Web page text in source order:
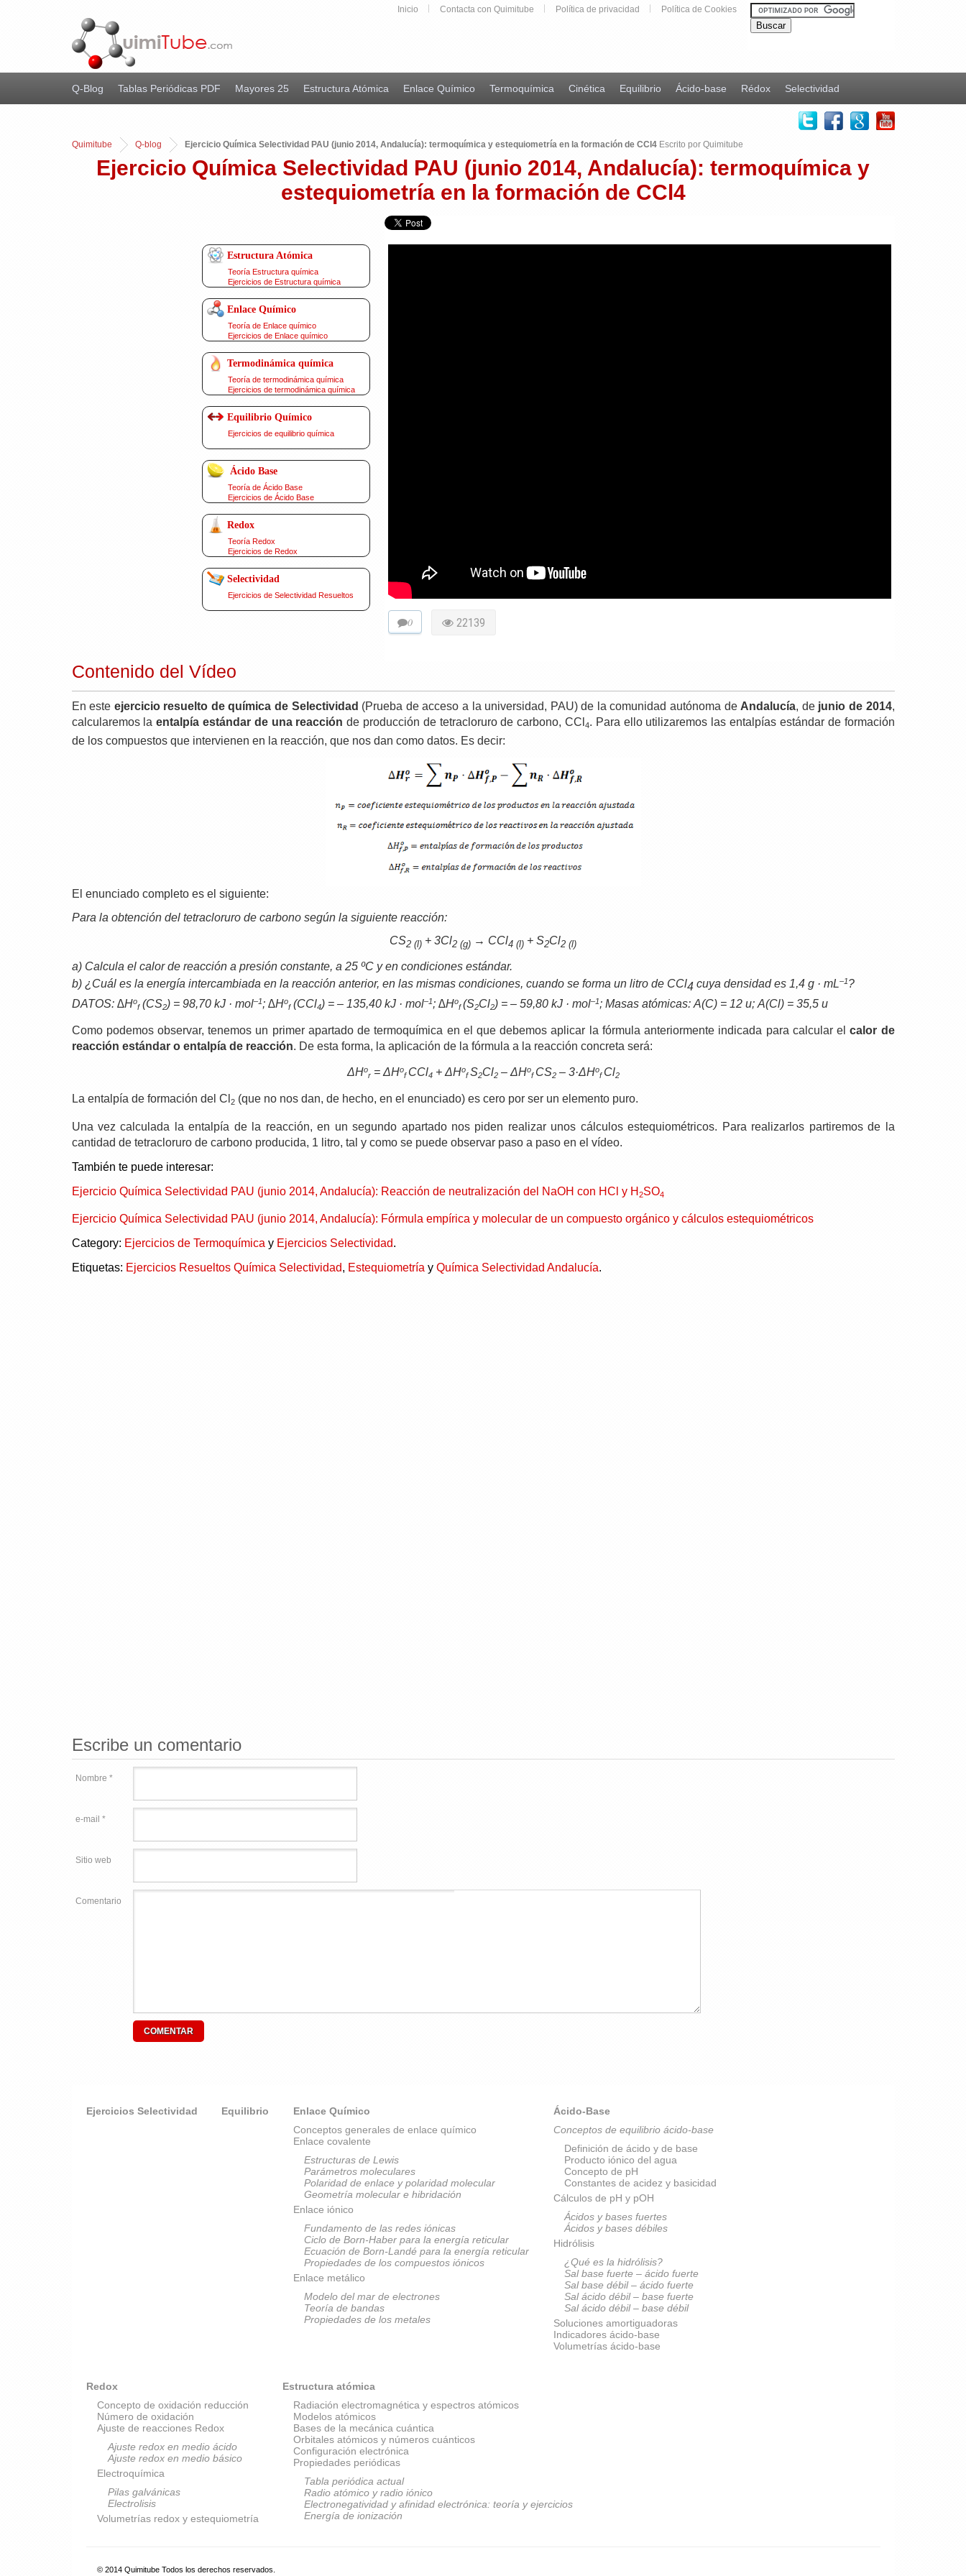
Inicio Contacta con Quimitube Política de privacidad Política de Cookies
Q-Blog Tablas Periódicas PDF Mayores 25 Estructura Atómica Enlace Químico Termoquímica Cinética Equilibrio Ácido-base Rédox Selectividad
Quimitube Q-blog Ejercicio Química Selectividad PAU (junio 2014, Andalucía): termoquímica y estequiometría en la formación de CCl4Escrito por Quimitube
Ejercicio Química Selectividad PAU (junio 2014, Andalucía): termoquímica y
estequiometría en la formación de CCl4
Estructura Atómica
Teoría Estructura química
Ejercicios de Estructura química
Enlace Químico
Teoría de Enlace químico
Ejercicios de Enlace químico
Termodinámica química
Teoría de termodinámica química
Ejercicios de termodinámica química
Equilibrio Químico
Ejercicios de equilibrio química
Ácido Base
Teoría de Ácido Base
Ejercicios de Ácido Base
Redox
Teoría Redox
Ejercicios de Redox
Selectividad
Ejercicios de Selectividad Resueltos
0 22139
Contenido del Vídeo
En este ejercicio resuelto de química de Selectividad (Prueba de acceso a la universidad, PAU) de la comunidad autónoma de Andalucía, de junio de 2014,
calcularemos laentalpía estándar de una reacción de producción de tetracloruro de carbono, CCl 4. Para ello utilizaremos las entalpías estándar de formación
de los compuestos que intervienen en la reacción, que nos dan como datos. Es decir:
El enunciado completo es el siguiente:
Para la obtención del tetracloruro de carbono según la siguiente reacción:
CS2 (l) + 3Cl2 (g) → CCl4 (l) + S2Cl2 (l)
a) Calcula el calor de reacción a presión constante, a 25 ºC y en condiciones estándar.
b) ¿Cuál es la energía intercambiada en la reacción anterior, en las mismas condiciones, cuando se forma un litro de CCl4cuya densidad es 1,4 g · mL–1?
DATOS: ∆Ho
f(CS2) = 98,70 kJ · mol–1; ∆Ho
f(CCl4) = – 135,40 kJ · mol–1; ∆Ho
f (S2Cl2) = – 59,80 kJ · mol–1; Masas atómicas: A(C) = 12 u; A(Cl) = 35,5 u
Como podemos observar, tenemos un primer apartado de termoquímica en el que debemos aplicar la fórmula anteriormente indicada para calcular elcalor de
reacción estándar o entalpía de reacción. De esta forma, la aplicación de la fórmula a la reacción concreta será:
ΔHo
r= ΔHo
f CCl4+ ΔHo
fS2Cl2– ΔHo
f CS2– 3·ΔHo
f Cl2
La entalpía de formación del Cl 2(que no nos dan, de hecho, en el enunciado) es cero por ser un elemento puro.
Una vez calculada la entalpía de la reacción, en un segundo apartado nos piden realizar unos cálculos estequiométricos. Para realizarlos partiremos de la
cantidad de tetracloruro de carbono producida, 1 litro, tal y como se puede observar paso a paso en el vídeo.
También te puede interesar:
Ejercicio Química Selectividad PAU (junio 2014, Andalucía): Reacción de neutralización del NaOH con HCl y H 2SO4
Ejercicio Química Selectividad PAU (junio 2014, Andalucía): Fórmula empírica y molecular de un compuesto orgánico y cálculos estequiométricos
Category: Ejercicios de Termoquímica y Ejercicios Selectividad.
Etiquetas: Ejercicios Resueltos Química Selectividad, Estequiometría y Química Selectividad Andalucía.
Escribe un comentario
Nombre *
e-mail *
Sitio web
Comentario
Ejercicios Selectividad Equilibrio
Enlace Químico
Conceptos generales de enlace químico
Enlace covalente
Estructuras de Lewis
Parámetros moleculares
Polaridad de enlace y polaridad molecular
Geometría molecular e hibridación
Enlace iónico
Fundamento de las redes iónicas
Ciclo de Born-Haber para la energía reticular
Ecuación de Born-Landé para la energía reticular
Propiedades de los compuestos iónicos
Enlace metálico
Modelo del mar de electrones
Teoría de bandas
Propiedades de los metales
Ácido-Base
Conceptos de equilibrio ácido-base
Definición de ácido y de base
Producto iónico del agua
Concepto de pH
Constantes de acidez y basicidad
Cálculos de pH y pOH
Ácidos y bases fuertes
Ácidos y bases débiles
Hidrólisis
¿Qué es la hidrólisis?
Sal base fuerte – ácido fuerte
Sal base débil – ácido fuerte
Sal ácido débil – base fuerte
Sal ácido débil – base débil
Soluciones amortiguadoras
Indicadores ácido-base
Volumetrías ácido-base
Redox
Concepto de oxidación reducción
Número de oxidación
Ajuste de reacciones Redox
Ajuste redox en medio ácido
Ajuste redox en medio básico
Electroquímica
Pilas galvánicas
Electrolisis
Volumetrías redox y estequiometría
Estructura atómica
Radiación electromagnética y espectros atómicos
Modelos atómicos
Bases de la mecánica cuántica
Orbitales atómicos y números cuánticos
Configuración electrónica
Propiedades periódicas
Tabla periódica actual
Radio atómico y radio iónico
Electronegatividad y afinidad electrónica: teoría y ejercicios
Energía de ionización
© 2014 Quimitube Todos los derechos reservados.